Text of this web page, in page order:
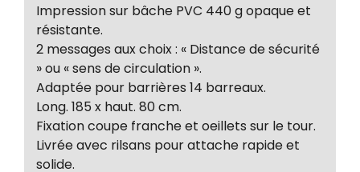
Impression sur bâche PVC 440 g opaque et
résistante.
2 messages aux choix : « Distance de sécurité
» ou « sens de circulation ».
Adaptée pour barrières 14 barreaux.
Long. 185 x haut. 80 cm.
Fixation coupe franche et oeillets sur le tour.
Livrée avec rilsans pour attache rapide et
solide.